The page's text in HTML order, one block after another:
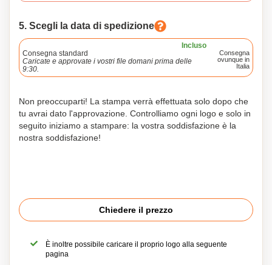
5. Scegli la data di spedizione
Incluso
Consegna standard
Caricate e approvate i vostri file domani prima delle
9:30.
Consegna
ovunque in
Italia
Non preoccuparti! La stampa verrà effettuata solo dopo che
tu avrai dato l'approvazione. Controlliamo ogni logo e solo in
seguito iniziamo a stampare: la vostra soddisfazione è la
nostra soddisfazione!
Chiedere il prezzo
È inoltre possibile caricare il proprio logo alla seguente
pagina